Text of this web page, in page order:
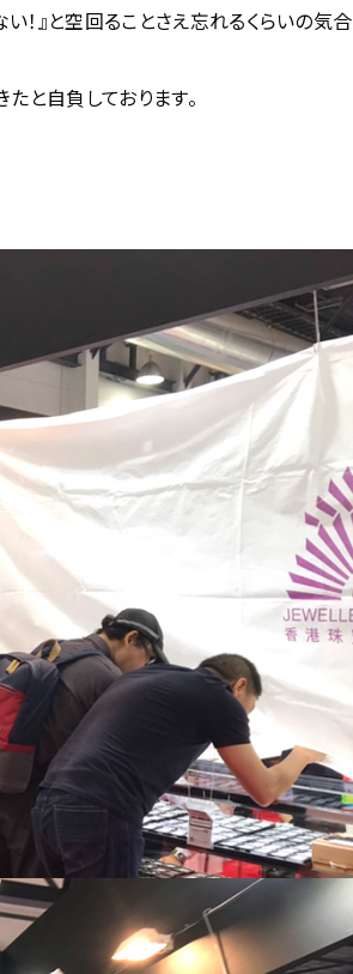
』と空回ることさえ忘れるくらいの気合
と自負しております。